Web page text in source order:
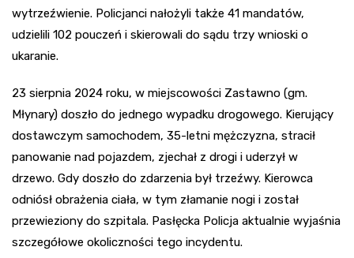
wytrzeźwienie. Policjanci nałożyli także 41 mandatów,
udzielili 102 pouczeń i skierowali do sądu trzy wnioski o
ukaranie.
23 sierpnia 2024 roku, w miejscowości Zastawno (gm.
Młynary) doszło do jednego wypadku drogowego. Kierujący
dostawczym samochodem, 35-letni mężczyzna, stracił
panowanie nad pojazdem, zjechał z drogi i uderzył w
drzewo. Gdy doszło do zdarzenia był trzeźwy. Kierowca
odniósł obrażenia ciała, w tym złamanie nogi i został
przewieziony do szpitala. Pasłęcka Policja aktualnie wyjaśnia
szczegółowe okoliczności tego incydentu.